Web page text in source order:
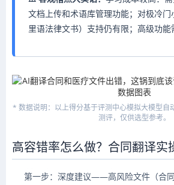
文档上传和术语库管理功能；对极冷
里语法律文书）支持仍有限；高级功能
* 数据说明：以上得分基于评测中心模拟大模型自
测评，仅供选型参考。
高容错率怎么做？合同翻译实
第一步：深度建议——高风险文件（合